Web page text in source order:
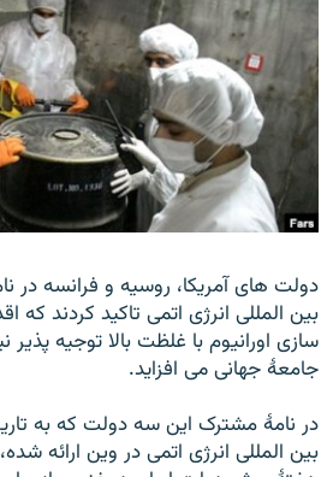
گزارش‌های ویدئویی
English
به ما بپیوندید
دولت های آمريکا، روسيه و فرانسه در
بين المللی انرژی اتمی تاکيد کردند که
سازی اورانیوم با غلظت بالا توجيه
جامعۀ جهانی می افزايد.
بين المللی انرژی اتمی در وين ارائه